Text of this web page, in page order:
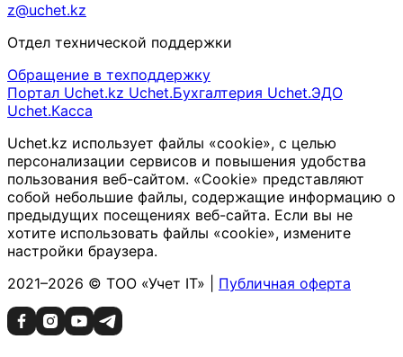
z@uchet.kz
Отдел технической поддержки
Обращение в техподдержку
Портал Uchet.kz Uchet.Бухгалтерия Uchet.ЭДО
Uchet.Касса
Uchet.kz использует файлы «cookie», с целью
персонализации сервисов и повышения удобства
пользования веб-сайтом. «Cookie» представляют
собой небольшие файлы, содержащие информацию о
предыдущих посещениях веб-сайта. Если вы не
хотите использовать файлы «cookie», измените
настройки браузера.
2021–2026 © ТОО «Учет IT» | Публичная оферта